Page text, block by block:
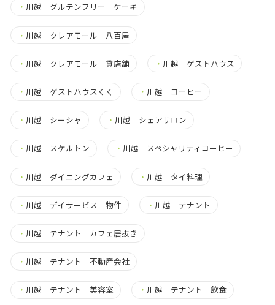
・ 川越 グルテンフリー ケーキ
・ 川越 クレアモール 八百屋
・ 川越 クレアモール 貸店舗 ・ 川越 ゲストハウス
・ 川越 ゲストハウスくく ・ 川越 コーヒー
・ 川越 シーシャ ・ 川越 シェアサロン
・ 川越 スケルトン ・ 川越 スペシャリティコーヒー
・ 川越 ダイニングカフェ ・ 川越 タイ料理
・ 川越 デイサービス 物件 ・ 川越 テナント
・ 川越 テナント カフェ居抜き
・ 川越 テナント 不動産会社
・ 川越 テナント 美容室 ・ 川越 テナント 飲食